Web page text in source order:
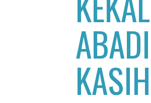
ABADI
KASIH